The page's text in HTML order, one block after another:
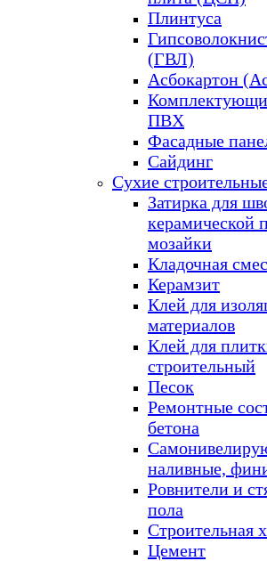
Плинтуса
(ГВЛ)
Асбокартон
ПВХ
Фасадные
Сайдинг
Сухие
Затирка для
керамической
мозайки
Кладочная
Керамзит
Клей для
материалов
Клей для
строительный
Песок
Ремонтные
бетона
наливные,
Ровнители и
пола
Строительная
Цемент